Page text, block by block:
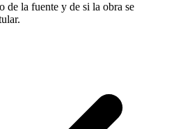
de la fuente y de si la obra se